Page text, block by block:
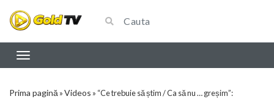
Prima pagină »Videos » “Ce trebuie să știm / Ca să nu … greșim”: